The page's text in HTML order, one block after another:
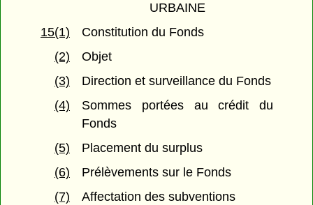
URBAINE
15(1)
Constitution du Fonds
(2)
Objet
(3)
Direction et surveillance du Fonds
(4)
Sommes portées au crédit du
Fonds
(5)
Placement du surplus
(6)
Prélèvements sur le Fonds
(7)
Affectation des subventions